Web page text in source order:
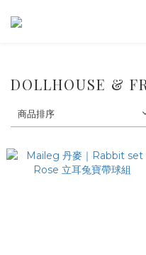
DOLLHOUSE &
商品排序